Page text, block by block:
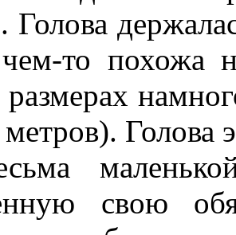
чем-то похожа
размерах
Голова
свою